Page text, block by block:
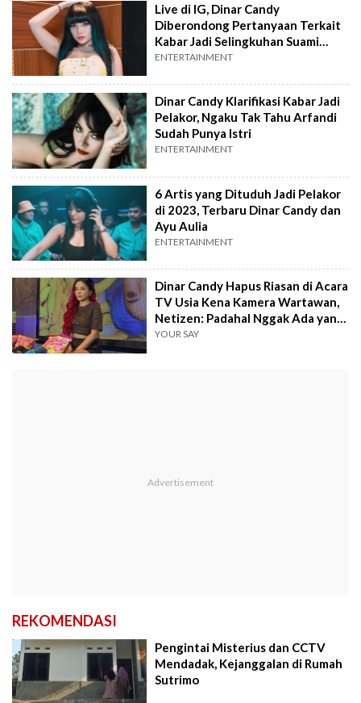
Live di IG, Dinar Candy
Diberondong Pertanyaan Terkait
Kabar Jadi Selingkuhan Suami
Orang
ENTERTAINMENT
Dinar Candy Klarifikasi Kabar Jadi
Pelakor, Ngaku Tak Tahu Arfandi
Sudah Punya Istri
ENTERTAINMENT
6 Artis yang Dituduh Jadi Pelakor
di 2023, Terbaru Dinar Candy dan
Ayu Aulia
ENTERTAINMENT
Dinar Candy Hapus Riasan di Acara
TV Usia Kena Kamera Wartawan,
Netizen: Padahal Nggak Ada yang
Salah
YOUR SAY
REKOMENDASI
Pengintai Misterius dan CCTV
Mendadak, Kejanggalan di Rumah
Sutrimo